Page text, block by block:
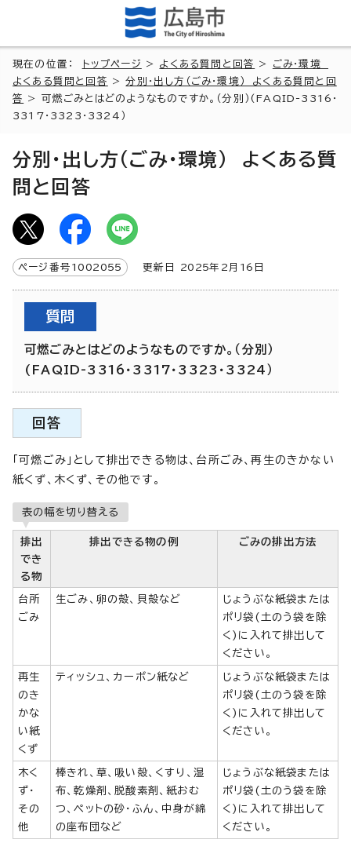
現在の位置： トップページ > よくある質問と回答 > ごみ・環境
よくある質問と回答
>分別・出し方（ごみ・環境） よくある質問と回
答
> 可燃ごみとはどのようなものですか。（分別）(FAQID-3316・
3317・3323・3324）
分別・出し方（ごみ・環境） よくある質
問と回答
ページ番号 1002055 更新日 2025年2月 16 日
質問
可燃ごみとはどのようなものですか。（分別）
(FAQID-3316・3317・3323・3324）
回答
「可燃ごみ」として排出できる物は、台所ごみ、再生のきかない
紙くず、木くず、その他です。
表の幅を切り替える
排出
でき
る物
排出できる物の例 ごみの排出方法
台所
ごみ
生ごみ、卵の殻、貝殻など
じょうぶな紙袋または
ポリ袋(土のう袋を除
く)に入れて排出して
ください。
再生
のき
かな
い紙
くず
ティッシュ、カーボン紙など
じょうぶな紙袋または
ポリ袋(土のう袋を除
く)に入れて排出して
ください。
木く
ず・
その
他
棒きれ、草、吸い殻、くすり、湿
布、乾燥剤、脱酸素剤、紙おむ
つ、ペットの砂・ふん、中身が綿
の座布団など
じょうぶな紙袋または
ポリ袋(土のう袋を除
く)に入れて排出して
ください。